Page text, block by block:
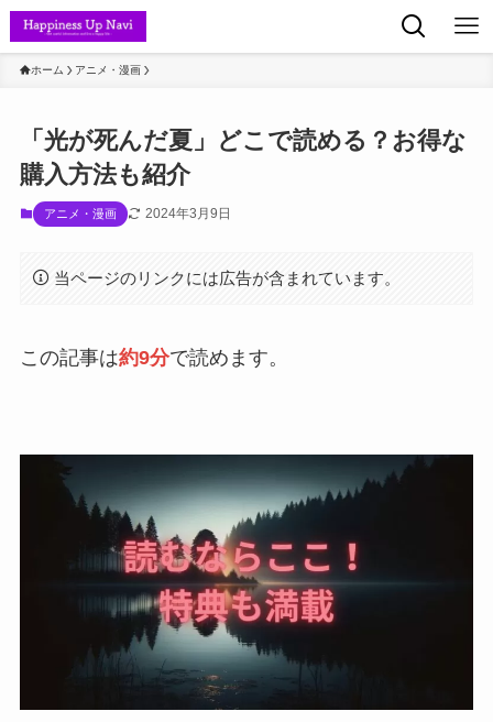
ホーム アニメ・漫画
「光が死んだ夏」どこで読める？お得な
購入方法も紹介
アニメ・漫画 2024年3月9日
当ページのリンクには広告が含まれています。
この記事は約9分で読めます。